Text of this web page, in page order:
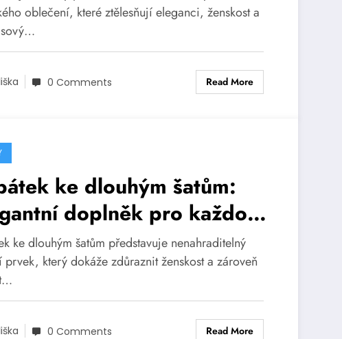
oblečení, které ztělesňují eleganci, ženskost a
0 Comments Read More
ke dlouhým šatům:
doplněk pro každou
událost
ke dlouhým šatům představuje nenahraditelný
prvek, který dokáže zdůraznit ženskost a zároveň
0 Comments Read More